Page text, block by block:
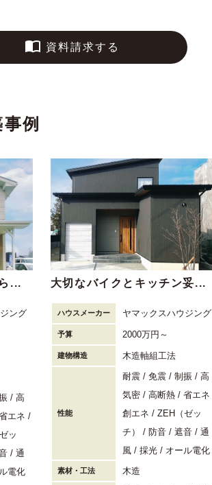
資料請求する
例
...
ング
高
エネ
ッ
通
電化
大切なバイクとキッチン妥...
ハウスメーカー ヤマックスハウジング
予算 2000万円～
建物構造 木造軸組工法
性能
耐震 免震 制振
高
気密
高断熱
省エネ
創エネ
ZEH（ゼッ
チ）
防音 遮音
通
風
採光 オール電化
素材・工法 木造